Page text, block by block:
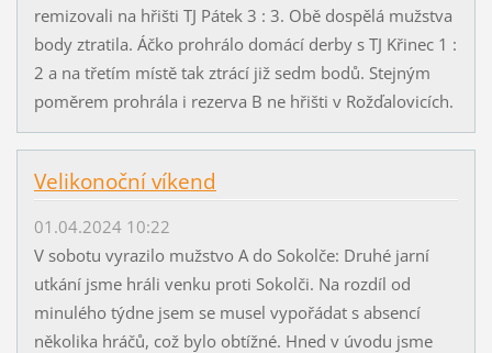
remizovali na hřišti TJ Pátek 3 : 3. Obě dospělá mužstva
body ztratila. Áčko prohrálo domácí derby s TJ Křinec 1 :
2 a na třetím místě tak ztrácí již sedm bodů. Stejným
poměrem prohrála i rezerva B ne hřišti v Rožďalovicích.
Velikonoční víkend
01.04.2024 10:22
V sobotu vyrazilo mužstvo A do Sokolče: Druhé jarní
utkání jsme hráli venku proti Sokolči. Na rozdíl od
minulého týdne jsem se musel vypořádat s absencí
několika hráčů, což bylo obtížné. Hned v úvodu jsme